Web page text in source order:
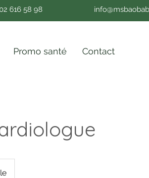
616 58 98
Promo santé Contact